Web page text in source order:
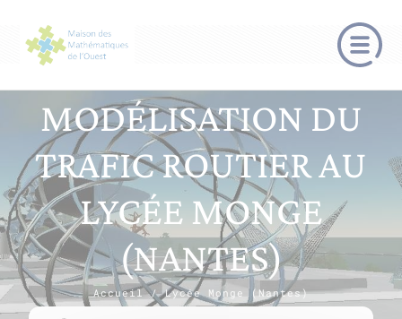
MODÉLISATION DU
TRAFIC ROUTIER AU
LYCÉE MONGE
(NANTES)
Accueil/Lycée Monge (Nantes)